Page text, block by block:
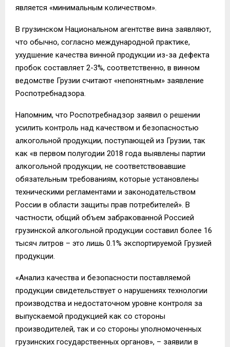
является «минимальным количеством».
В грузинском Национальном агентстве вина заявляют,
что обычно, согласно международной практике,
ухудшение качества винной продукции из-за дефекта
пробок составляет 2-3%, соответственно, в винном
ведомстве Грузии считают «непонятным» заявление
Роспотребнадзора.
Напомним, что Роспотребнадзор заявил о решении
усилить контроль над качеством и безопасностью
алкогольной продукции, поступающей из Грузии, так
как «в первом полугодии 2018 года выявлены партии
алкогольной продукции, не соответствовавшие
обязательным требованиям, которые установлены
техническими регламентами и законодательством
России в области защиты прав потребителей». В
частности, общий объем забракованной Россией
грузинской алкогольной продукции составил более 16
тысяч литров – это лишь 0.1% экспортируемой Грузией
продукции.
«Анализ качества и безопасности поставляемой
продукции свидетельствует о нарушениях технологии
производства и недостаточном уровне контроля за
выпускаемой продукцией как со стороны
производителей, так и со стороны уполномоченных
грузинских государственных органов», – заявили в